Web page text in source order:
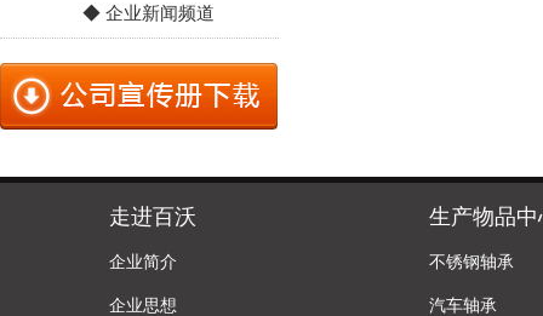
◆ 企业新闻频道
走进百沃
企业简介
企业思想
生产物品中
不锈钢轴承
汽车轴承